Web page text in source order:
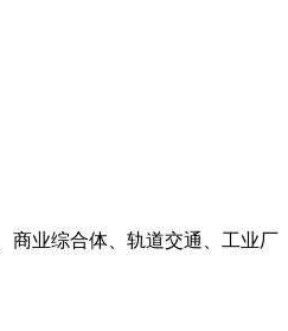
商业综合体、轨道交通、工业厂